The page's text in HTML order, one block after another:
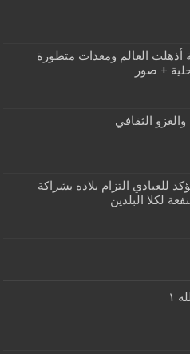
العالم ومعدات متطورة
+ صور
والغزو الثقافي
للعبادي التزام بلاده بشراكة
لكلا البلدين
١